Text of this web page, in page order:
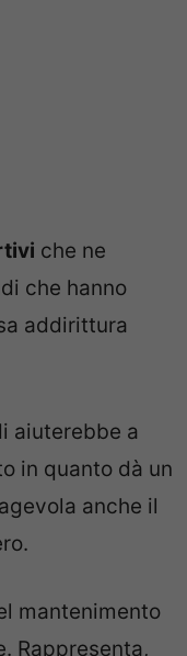
che ne
che hanno
addirittura
aiuterebbe a
in quanto dà un
anche il
mantenimento
Rappresenta,